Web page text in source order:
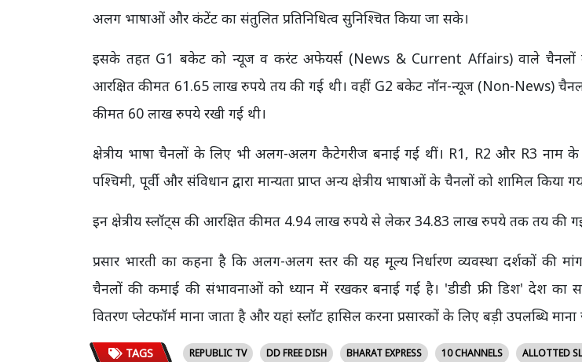
अलग भाषाओं और कंटेंट का संतुलित प्रतिनिधित्व सुनिश्चित किया जा सके।
इसके तहत G1 बकेट को न्यूज व करंट अफेयर्स (News & Current Affairs) वाले चैनलों
आरक्षित कीमत 61.65 लाख रुपये तय की गई थी। वहीं G2 बकेट नॉन-न्यूज (Non-News)
कीमत 60 लाख रुपये रखी गई थी।
क्षेत्रीय भाषा चैनलों के लिए भी अलग-अलग कैटेगरीज बनाई गई थीं। R1, R2 और R3 नाम
पश्चिमी, पूर्वी और संविधान द्वारा मान्यता प्राप्त अन्य क्षेत्रीय भाषाओं के चैनलों को शामिल किया
इन क्षेत्रीय स्लॉट्स की आरक्षित कीमत 4.94 लाख रुपये से लेकर 34.83 लाख रुपये तक तय की
प्रसार भारती का कहना है कि अलग-अलग स्तर की यह मूल्य निर्धारण व्यवस्था दर्शकों की मांग
चैनलों की कमाई की संभावनाओं को ध्यान में रखकर बनाई गई है। 'डीडी फ्री डिश' देश का
वितरण प्लेटफॉर्म माना जाता है और यहां स्लॉट हासिल करना प्रसारकों के लिए बड़ी उपलब्धि माना
TAGS REPUBLIC TV DD FREE DISH BHARAT EXPRESS 10 CHANNELS ALLOTTED